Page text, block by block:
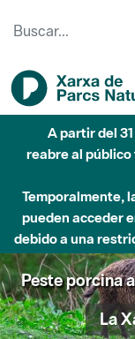
A partir del
reabre al
Temporalmente,
pueden acceder
debido a una
Peste porcina
La